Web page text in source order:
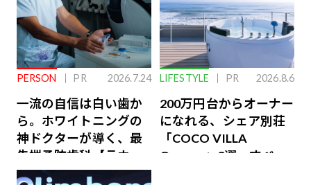
PERSON PR 2026.7.24
一流の自信は白い歯か
ら。ホワイトニングの
神ドクターが導く、最
先端予防歯科【ラウン
ジ会員特典あり】
LIFESTYLE PR 2026.8.6
200万円台からオーナー
になれる、シェア別荘
「COCO VILLA
Owners」3選。すべて